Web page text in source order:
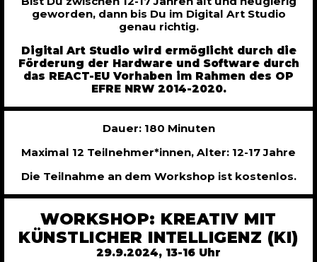
geworden, dann bis Du im Digital Art Studio
genau richtig.
Digital Art Studio wird ermöglicht durch die
Förderung der Hardware und Software durch
das REACT-EU Vorhaben im Rahmen des OP
EFRE NRW 2014-2020.
Dauer: 180 Minuten
Maximal 12 Teilnehmer*innen, Alter: 12-17 Jahre
Die Teilnahme an dem Workshop ist kostenlos.
WORKSHOP: KREATIV MIT
KÜNSTLICHER INTELLIGENZ (KI)
29.9.2024, 13-16 Uhr